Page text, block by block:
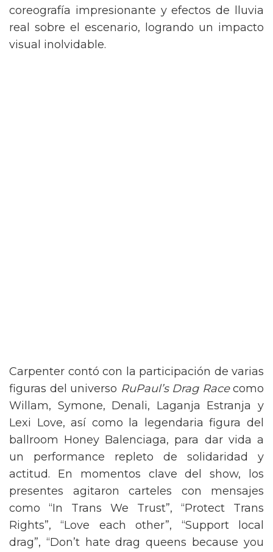
coreografía impresionante y efectos de lluvia
real sobre el escenario, logrando un impacto
visual inolvidable.
Carpenter contó con la participación de varias
figuras del universo RuPaul’s Drag Racecomo
Willam, Symone, Denali, Laganja Estranja y
Lexi Love, así como la legendaria figura del
ballroom Honey Balenciaga, para dar vida a
un performance repleto de solidaridad y
actitud. En momentos clave del show, los
presentes agitaron carteles con mensajes
como “In Trans We Trust”, “Protect Trans
Rights”, “Love each other”, “Support local
drag”, “Don’t hate drag queens because you